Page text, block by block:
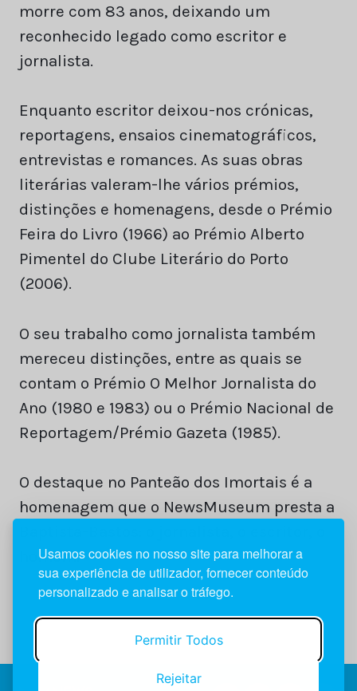
Usamos cookies no nosso site para melhorar a
sua experiência de utilizador, fornecer conteúdo
personalizado e analisar o tráfego.
Permitir Todos
Rejeitar
morre com 83 anos, deixando um
reconhecido legado como escritor e
jornalista.
Enquanto escritor deixou-nos crónicas,
reportagens, ensaios cinematográficos,
entrevistas e romances. As suas obras
literárias valeram-lhe vários prémios,
distinções e homenagens, desde o Prémio
Feira do Livro (1966) ao Prémio Alberto
Pimentel do Clube Literário do Porto
(2006).
O seu trabalho como jornalista também
mereceu distinções, entre as quais se
contam o Prémio O Melhor Jornalista do
Ano (1980 e 1983) ou o Prémio Nacional de
Reportagem/Prémio Gazeta (1985).
O destaque no Panteão dos Imortais é a
homenagem que o NewsMuseum presta a
homem.